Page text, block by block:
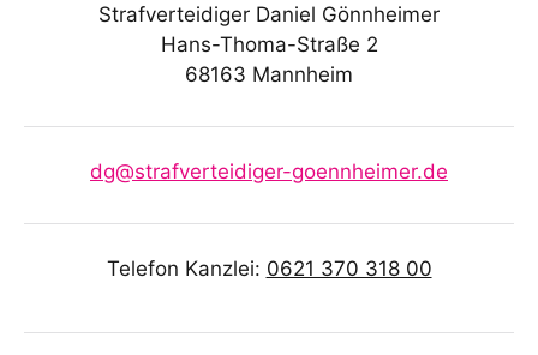
Strafverteidiger Daniel Gönnheimer
Hans-Thoma-Straße 2
68163 Mannheim
dg@strafverteidiger-goennheimer.de
Telefon Kanzlei: 0621 370 318 00